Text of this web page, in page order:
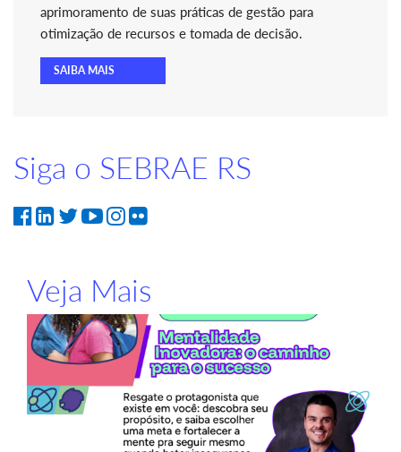
aprimoramento de suas práticas de gestão para
otimização de recursos e tomada de decisão.
SAIBA MAIS
Siga o SEBRAE RS
Veja Mais